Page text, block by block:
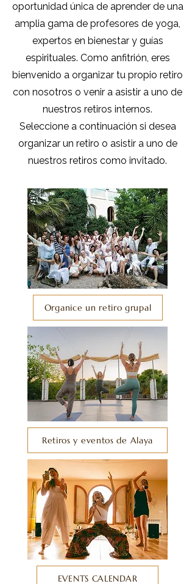
oportunidad única de aprender de una
amplia gama de profesores de yoga,
expertos en bienestar y guías
espirituales. Como anfitrión, eres
bienvenido a organizar tu propio retiro
con nosotros o venir a asistir a uno de
nuestros retiros internos.
Seleccione a continuación si desea
organizar un retiro o asistir a uno de
nuestros retiros como invitado.
Organice un retiro grupal
Retiros y eventos de Alaya
EVENTS CALENDAR